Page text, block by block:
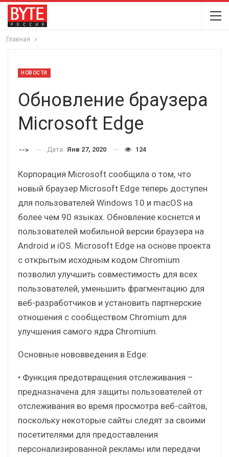
Главная
НОВОСТИ
Обновление браузера
Microsoft Edge
--> Дата: Янв 27, 2020 124
Корпорация Microsoft сообщила о том, что
новый браузер Microsoft Edge теперь доступен
для пользователей Windows 10 и macOS на
более чем 90 языках. Обновление коснется и
пользователей мобильной версии браузера на
Android и iOS. Microsoft Edge на основе проекта
с открытым исходным кодом Chromium
позволил улучшить совместимость для всех
пользователей, уменьшить фрагментацию для
веб-разработчиков и установить партнерские
отношения с сообществом Chromium для
улучшения самого ядра Chromium.
Основные нововведения в Edge:
• Функция предотвращения отслеживания –
предназначена для защиты пользователей от
отслеживания во время просмотра веб-сайтов,
поскольку некоторые сайты следят за своими
посетителями для предоставления
персонализированной рекламы или передачи